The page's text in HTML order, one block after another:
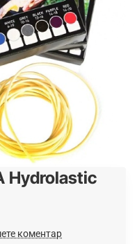
Hydrolastic
коментар